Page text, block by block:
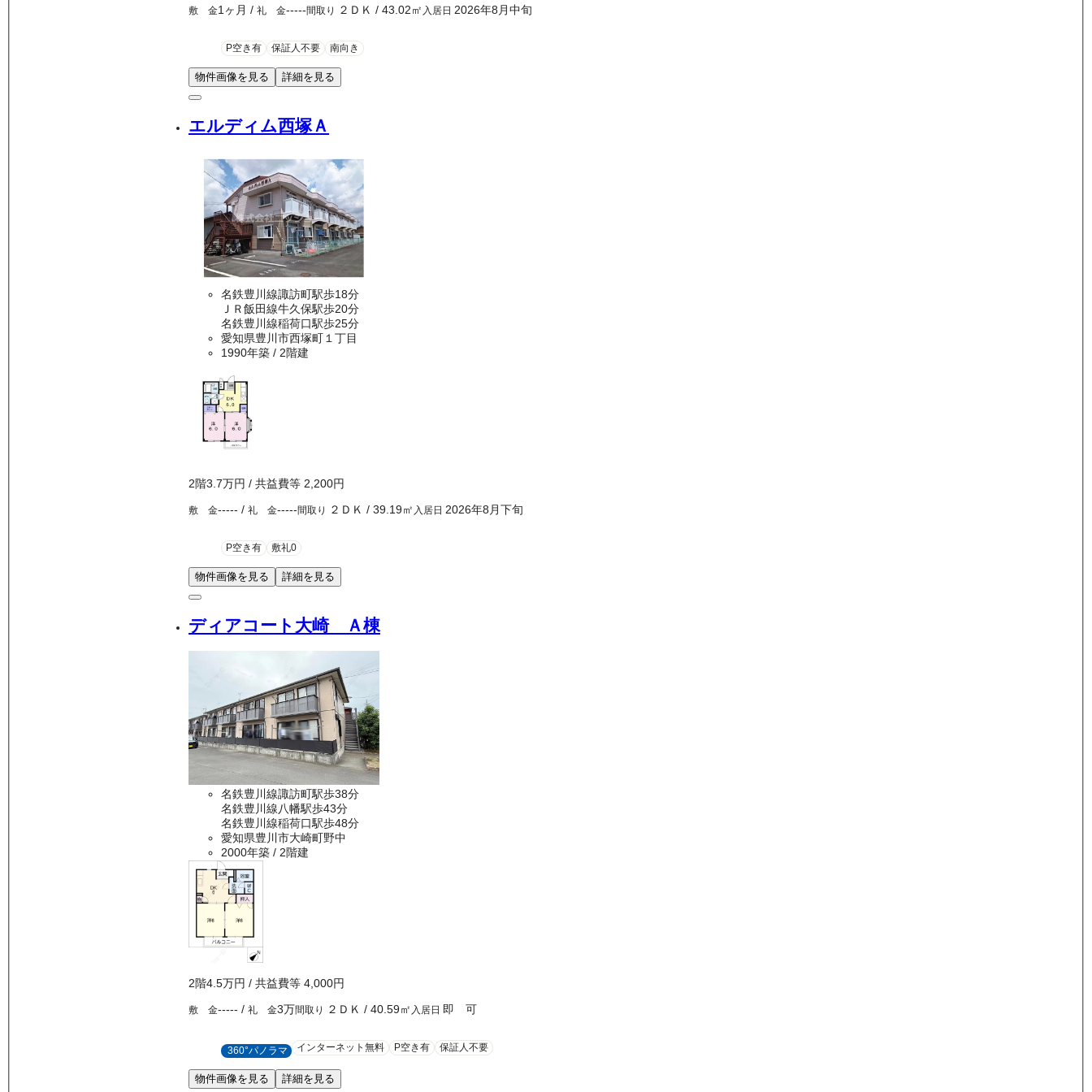
敷 金1ヶ月 / 礼 金-----間取り ２ＤＫ / 43.02㎡ 入居日 2026年8月中旬
P空き有 保証人不要 南向き
物件画像を見る 詳細を見る
エルディム西塚Ａ
名鉄豊川線諏訪町駅歩18分
ＪＲ飯田線牛久保駅歩20分
名鉄豊川線稲荷口駅歩25分
愛知県豊川市西塚町１丁目
1990年築 / 2階建
2階3.7万円 / 共益費等 2,200円
敷 金----- / 礼 金-----間取り ２ＤＫ / 39.19㎡ 入居日 2026年8月下旬
P空き有 敷礼0
物件画像を見る 詳細を見る
ディアコート大崎 Ａ棟
名鉄豊川線諏訪町駅歩38分
名鉄豊川線八幡駅歩43分
名鉄豊川線稲荷口駅歩48分
愛知県豊川市大崎町野中
2000年築 / 2階建
2階4.5万円 / 共益費等 4,000円
敷 金----- / 礼 金3万間取り ２ＤＫ / 40.59㎡ 入居日 即 可
360°パノラマ インターネット無料 P空き有 保証人不要
物件画像を見る 詳細を見る